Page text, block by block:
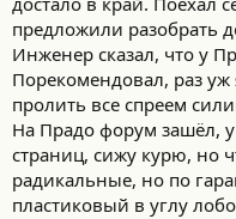
предложили разобрать
Инженер сказал, что у
Порекомендовал, раз уж
пролить все спреем
На Прадо форум зашёл,
страниц, сижу курю, но
радикальные, но по
пластиковый в углу